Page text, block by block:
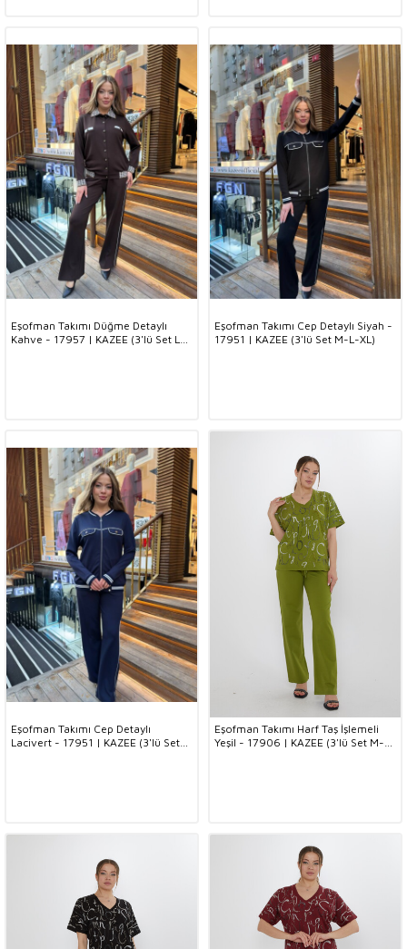
Eşofman Takımı Düğme Detaylı
Kahve - 17957 | KAZEE (3'lü Set L-
Eşofman Takımı Cep Detaylı Siyah -
17951 | KAZEE (3'lü Set M-L-XL)
Eşofman Takımı Cep Detaylı
Lacivert - 17951 | KAZEE (3'lü Set
Eşofman Takımı Harf Taş İşlemeli
Yeşil - 17906 | KAZEE (3'lü Set M-L-